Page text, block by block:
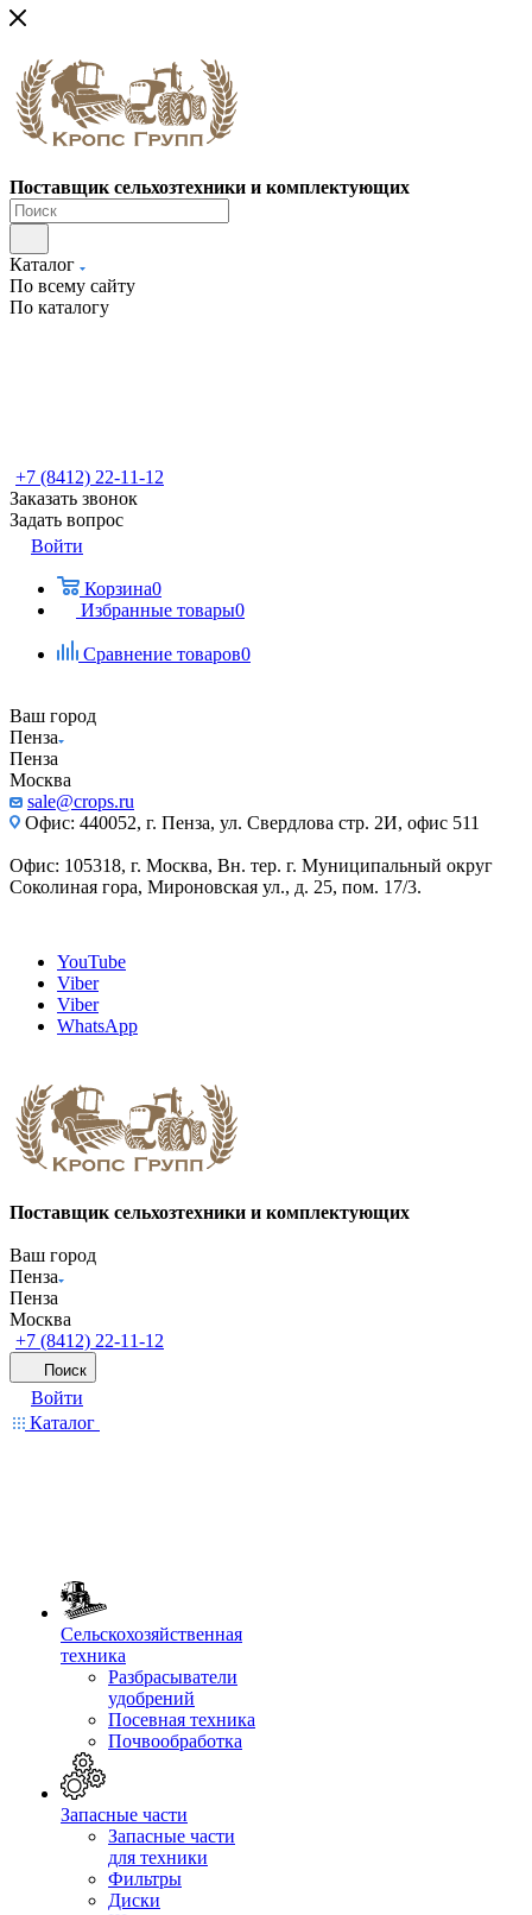
Поставщик сельхозтехники и комплектующих
Каталог
По всему сайту
По каталогу
+7 (8412) 22-11-12
Заказать звонок
Задать вопрос
Войти
Корзина0
Избранные товары0
Сравнение товаров0
Ваш город
Пенза
Пенза
Москва
sale@crops.ru
Офис: 440052, г. Пенза, ул. Свердлова стр. 2И, офис 511
Офис: 105318, г. Москва, Вн. тер. г. Муниципальный округ
Соколиная гора, Мироновская ул., д. 25, пом. 17/3.
YouTube
Viber
Viber
WhatsApp
Поставщик сельхозтехники и комплектующих
Ваш город
Пенза
Пенза
Москва
+7 (8412) 22-11-12
Поиск
Войти
Каталог
Сельскохозяйственная
техника
Разбрасыватели
удобрений
Посевная техника
Почвообработка
Запасные части
Запасные части
для техники
Фильтры
Диски